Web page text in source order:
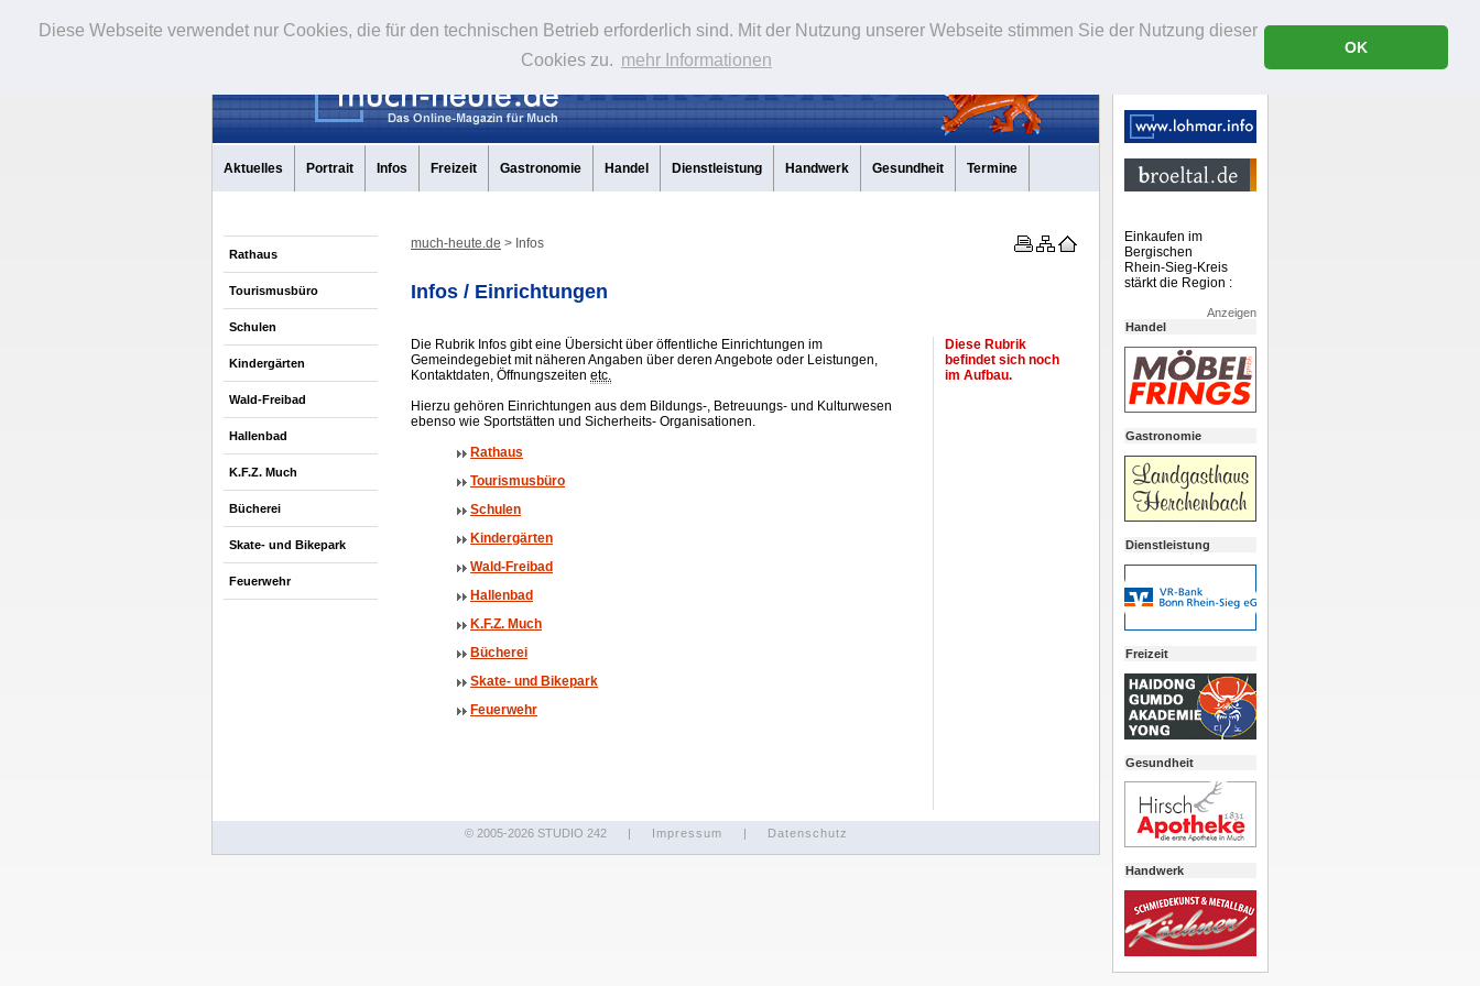
Diese Webseite verwendet nur Cookies, die für den technischen Betrieb erforderlich sind. Mit der Nutzung unserer Webseite stimmen Sie der Nutzung dieser
Cookies zu. mehr Informationen
OK
Aktuelles Portrait Infos Freizeit Gastronomie Handel Dienstleistung Handwerk Gesundheit Termine
Rathaus
Tourismusbüro
Schulen
Kindergärten
Wald-Freibad
Hallenbad
K.F.Z. Much
Bücherei
Skate- und Bikepark
Feuerwehr
much-heute.de > Infos
Infos / Einrichtungen
Die Rubrik Infos gibt eine Übersicht über öffentliche Einrichtungen im
Gemeindegebiet mit näheren Angaben über deren Angebote oder Leistungen,
Kontaktdaten, Öffnungszeiten etc.
Hierzu gehören Einrichtungen aus dem Bildungs-, Betreuungs- und Kulturwesen
ebenso wie Sportstätten und Sicherheits- Organisationen.
Rathaus
Tourismusbüro
Schulen
Kindergärten
Wald-Freibad
Hallenbad
K.F.Z. Much
Bücherei
Skate- und Bikepark
Feuerwehr
Diese Rubrik
befindet sich noch
im Aufbau.
© 2005-2026 STUDIO 242 | Impressum | Datenschutz
Einkaufen im
Bergischen
Rhein-Sieg-Kreis
stärkt die Region :
Anzeigen
Handel
Gastronomie
Dienstleistung
Freizeit
Gesundheit
Handwerk